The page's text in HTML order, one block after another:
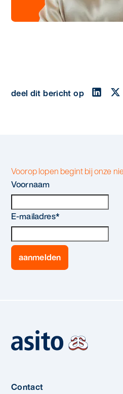
deel dit bericht op
Voorop lopen begint bij onze
Voornaam
E-mailadres*
Contact